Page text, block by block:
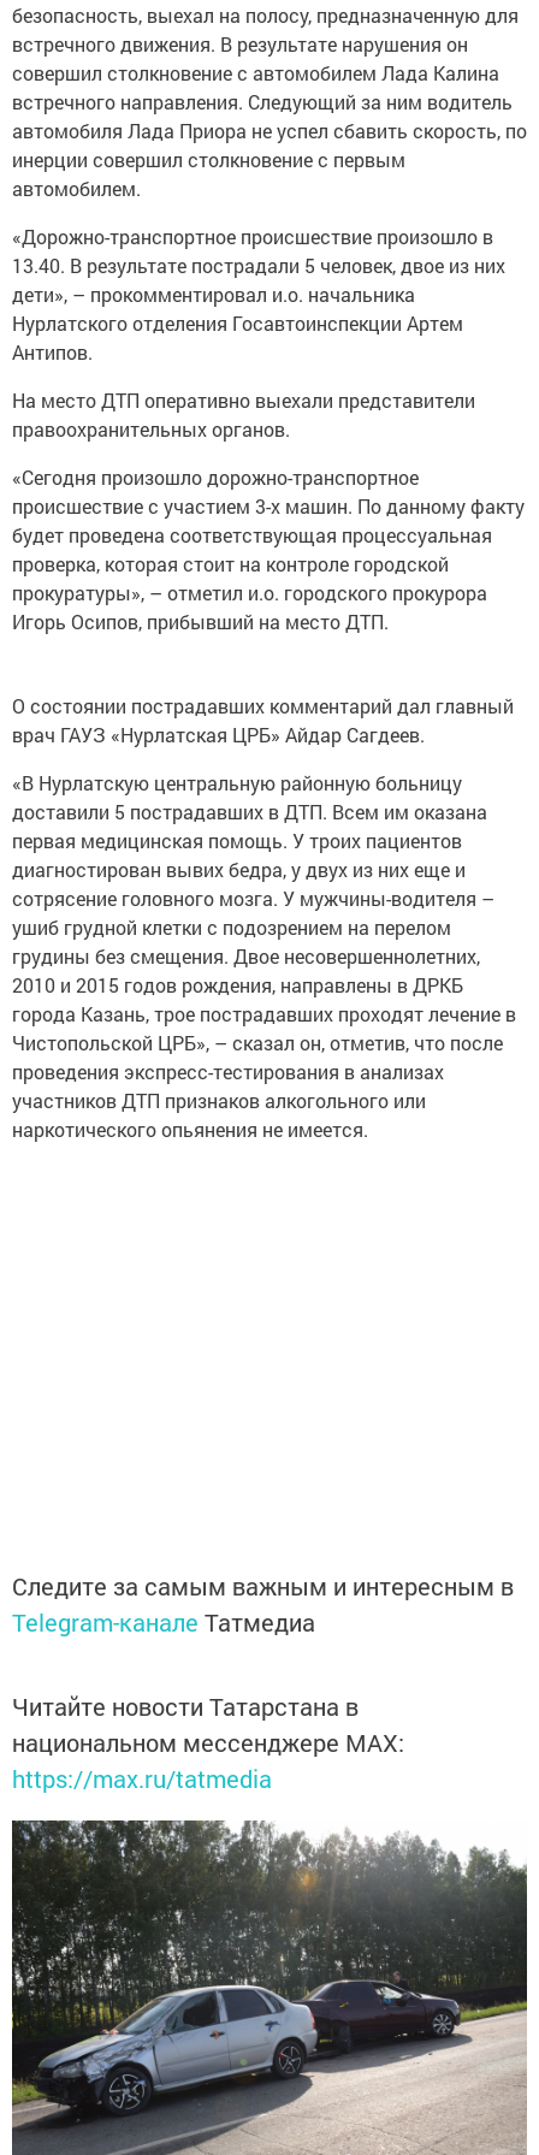
безопасность, выехал на полосу, предназначенную для
встречного движения. В результате нарушения он
совершил столкновение с автомобилем Лада Калина
встречного направления. Следующий за ним водитель
автомобиля Лада Приора не успел сбавить скорость, по
инерции совершил столкновение с первым
автомобилем.
«Дорожно-транспортное происшествие произошло в
13.40. В результате пострадали 5 человек, двое из них
дети», – прокомментировал и.о. начальника
Нурлатского отделения Госавтоинспекции Артем
Антипов.
На место ДТП оперативно выехали представители
правоохранительных органов.
«Сегодня произошло дорожно-транспортное
происшествие с участием 3-х машин. По данному факту
будет проведена соответствующая процессуальная
проверка, которая стоит на контроле городской
прокуратуры», – отметил и.о. городского прокурора
Игорь Осипов, прибывший на место ДТП.
О состоянии пострадавших комментарий дал главный
врач ГАУЗ «Нурлатская ЦРБ» Айдар Сагдеев.
«В Нурлатскую центральную районную больницу
доставили 5 пострадавших в ДТП. Всем им оказана
первая медицинская помощь. У троих пациентов
диагностирован вывих бедра, у двух из них еще и
сотрясение головного мозга. У мужчины-водителя –
ушиб грудной клетки с подозрением на перелом
грудины без смещения. Двое несовершеннолетних,
2010 и 2015 годов рождения, направлены в ДРКБ
города Казань, трое пострадавших проходят лечение в
Чистопольской ЦРБ», – сказал он, отметив, что после
проведения экспресс-тестирования в анализах
участников ДТП признаков алкогольного или
наркотического опьянения не имеется.
Следите за самым важным и интересным в
Telegram-канале Татмедиа
Читайте новости Татарстана в
национальном мессенджере MАХ:
https://max.ru/tatmedia